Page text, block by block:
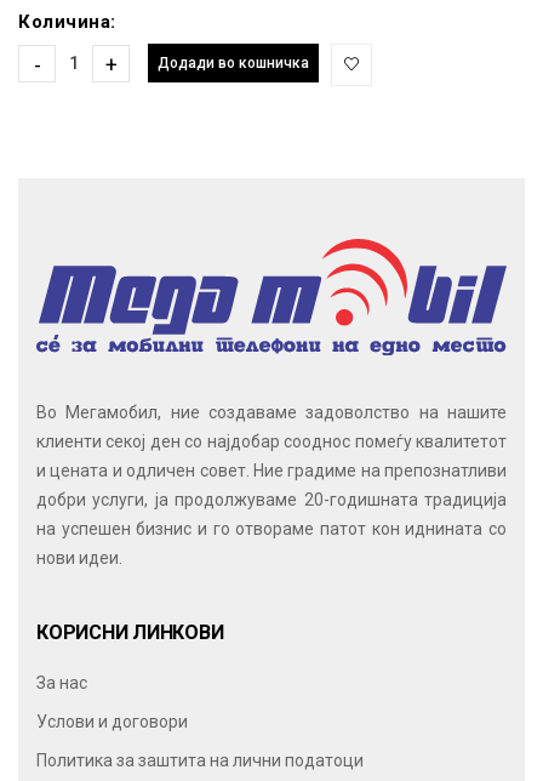
Количина:
- + Додади во кошничка
Во Мегамобил, ние создаваме задоволство на нашите
клиенти секој ден со најдобар сооднос помеѓу квалитетот
и цената и одличен совет. Ние градиме на препознатливи
добри услуги, ја продолжуваме 20-годишната традиција
на успешен бизнис и го отвораме патот кон иднината со
нови идеи.
КОРИСНИ ЛИНКОВИ
За нас
Услови и договори
Политика за заштита на лични податоци